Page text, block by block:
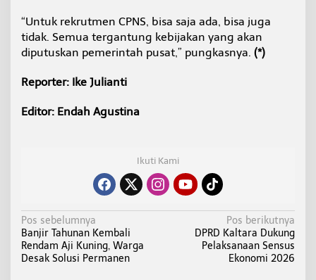
“Untuk rekrutmen CPNS, bisa saja ada, bisa juga
tidak. Semua tergantung kebijakan yang akan
diputuskan pemerintah pusat,” pungkasnya. (*)
Reporter: Ike Julianti
Editor: Endah Agustina
Ikuti Kami
N
a
v
Pos sebelumnya
Banjir Tahunan Kembali
Rendam Aji Kuning, Warga
Desak Solusi Permanen
Pos berikutnya
DPRD Kaltara Dukung
Pelaksanaan Sensus
Ekonomi 2026